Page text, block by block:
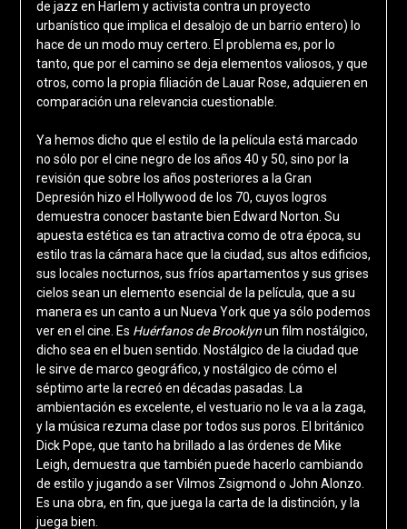
de jazz en Harlem y activista contra un proyecto
urbanístico que implica el desalojo de un barrio entero) lo
hace de un modo muy certero. El problema es, por lo
tanto, que por el camino se deja elementos valiosos, y que
otros, como la propia filiación de Lauar Rose, adquieren en
comparación una relevancia cuestionable.
Ya hemos dicho que el estilo de la película está marcado
no sólo por el cine negro de los años 40 y 50, sino por la
revisión que sobre los años posteriores a la Gran
Depresión hizo el Hollywood de los 70, cuyos logros
demuestra conocer bastante bien Edward Norton. Su
apuesta estética es tan atractiva como de otra época, su
estilo tras la cámara hace que la ciudad, sus altos edificios,
sus locales nocturnos, sus fríos apartamentos y sus grises
cielos sean un elemento esencial de la película, que a su
manera es un canto a un Nueva York que ya sólo podemos
ver en el cine. Es Huérfanos de Brooklynun film nostálgico,
dicho sea en el buen sentido. Nostálgico de la ciudad que
le sirve de marco geográfico, y nostálgico de cómo el
séptimo arte la recreó en décadas pasadas. La
ambientación es excelente, el vestuario no le va a la zaga,
y la música rezuma clase por todos sus poros. El británico
Dick Pope, que tanto ha brillado a las órdenes de Mike
Leigh, demuestra que también puede hacerlo cambiando
de estilo y jugando a ser Vilmos Zsigmond o John Alonzo.
Es una obra, en fin, que juega la carta de la distinción, y la
juega bien.